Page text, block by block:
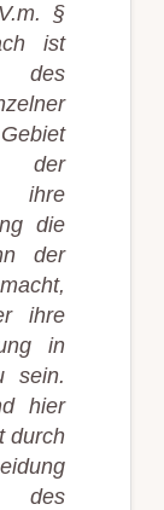
§
ist
des
ihre
die
der
ihre
in
sein.
hier
durch
des